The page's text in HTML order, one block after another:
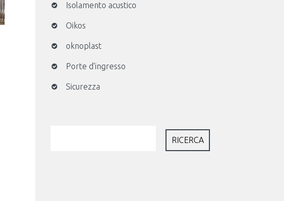
Isolamento acustico
Oikos
oknoplast
Porte d'ingresso
Sicurezza